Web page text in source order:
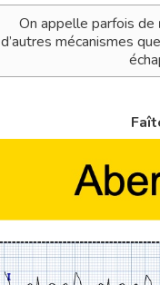
On appelle parfois de
d’autres mécanismes